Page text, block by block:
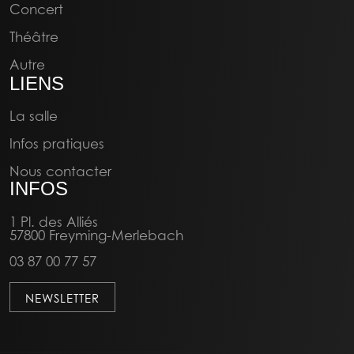
Concert
Théâtre
Autre
LIENS
La salle
Infos pratiques
Nous contacter
INFOS
1 Pl. des Alliés
57800 Freyming-Merlebach
03 87 00 77 57
NEWSLETTER